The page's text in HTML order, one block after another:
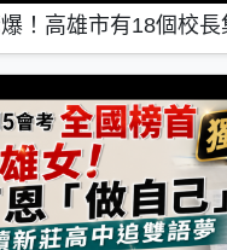
！高雄市有18個校